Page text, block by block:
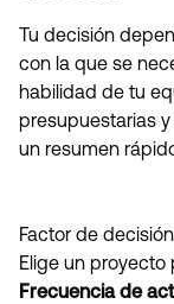
Tu decisión
con la que se
habilidad de tu
presupuestarias
un resumen
Factor de
Elige un proyecto
Frecuencia de